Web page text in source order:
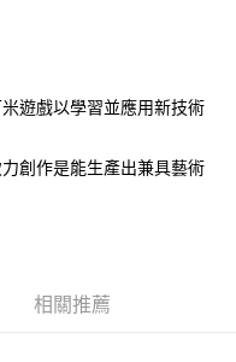
。
為交易完成。
但若您需要取消訂單，請聯絡
視為有效，需透過AFTEE先享
帳頁面顯示為準，若有關於
問，請聯繫「AFTEE先享後付
：
遊戲以學習並應用新技術
創作是能生產出兼具藝術
相關推薦